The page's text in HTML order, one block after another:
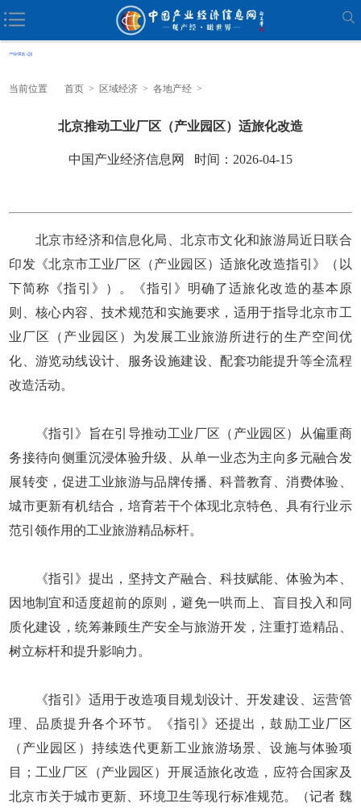
当前位置 首页 > 区域经济 > 各地产经 >
北京推动工业厂区（产业园区）适旅化改造
中国产业经济信息网 时间：2026-04-15
北京市经济和信息化局、北京市文化和旅游局近日联合
印发《北京市工业厂区（产业园区）适旅化改造指引》（以
下简称《指引》）。《指引》明确了适旅化改造的基本原
则、核心内容、技术规范和实施要求，适用于指导北京市工
业厂区（产业园区）为发展工业旅游所进行的生产空间优
化、游览动线设计、服务设施建设、配套功能提升等全流程
改造活动。
《指引》旨在引导推动工业厂区（产业园区）从偏重商
务接待向侧重沉浸体验升级、从单一业态为主向多元融合发
展转变，促进工业旅游与品牌传播、科普教育、消费体验、
城市更新有机结合，培育若干个体现北京特色、具有行业示
范引领作用的工业旅游精品标杆。
《指引》提出，坚持文产融合、科技赋能、体验为本、
因地制宜和适度超前的原则，避免一哄而上、盲目投入和同
质化建设，统筹兼顾生产安全与旅游开发，注重打造精品、
树立标杆和提升影响力。
《指引》适用于改造项目规划设计、开发建设、运营管
理、品质提升各个环节。《指引》还提出，鼓励工业厂区
（产业园区）持续迭代更新工业旅游场景、设施与体验项
目；工业厂区（产业园区）开展适旅化改造，应符合国家及
北京市关于城市更新、环境卫生等现行标准规范。（记者 魏